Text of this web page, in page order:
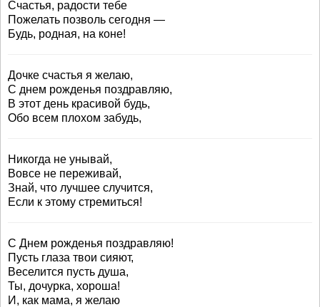
Счастья, радости тебе
Пожелать позволь сегодня —
Будь, родная, на коне!
Дочке счастья я желаю,
С днем рожденья поздравляю,
В этот день красивой будь,
Обо всем плохом забудь,
Никогда не унывай,
Вовсе не переживай,
Знай, что лучшее случится,
Если к этому стремиться!
С Днем рожденья поздравляю!
Пусть глаза твои сияют,
Веселится пусть душа,
Ты, дочурка, хороша!
И, как мама, я желаю